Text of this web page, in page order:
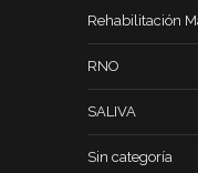
Rehabilitación
RNO
SALIVA
Sin categoría